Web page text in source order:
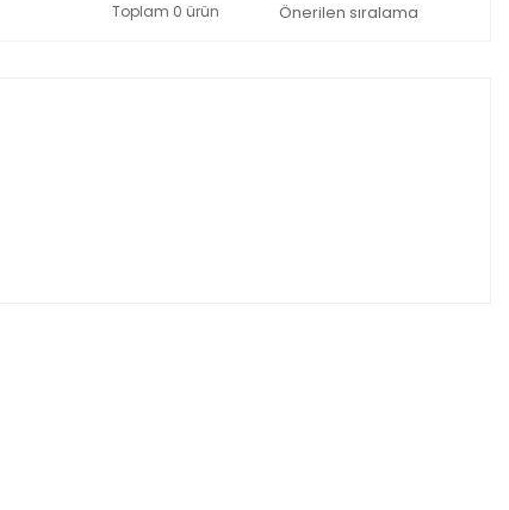
Toplam 0 ürün